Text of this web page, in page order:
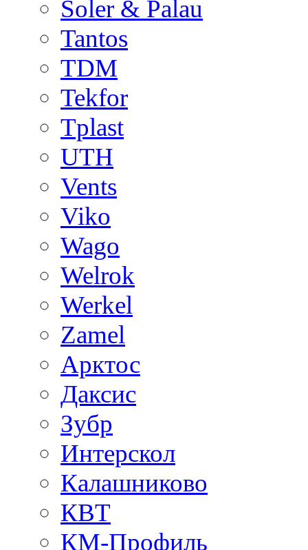
Soler & Palau
Tantos
TDM
Tekfor
Tplast
UTH
Vents
Viko
Wago
Welrok
Werkel
Zamel
Арктос
Даксис
Зубр
Интерскол
Калашниково
КВТ
КМ-Профиль